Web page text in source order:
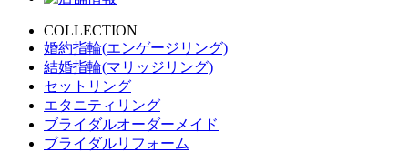
COLLECTION
婚約指輪(エンゲージリング)
結婚指輪(マリッジリング)
セットリング
エタニティリング
ブライダルオーダーメイド
ブライダルリフォーム